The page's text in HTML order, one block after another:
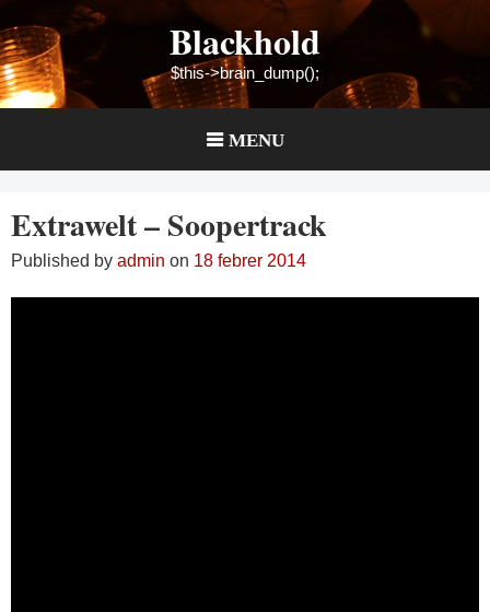
to
content
Blackhold
$this->brain_dump();
MENU
Extrawelt – Soopertrack
Published by admin on 18 febrer 2014